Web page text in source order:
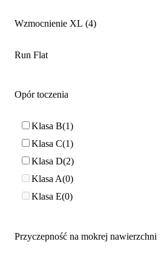
Wzmocnienie XL 4
Run Flat
Opór toczenia
Klasa B 1
Klasa C 1
Klasa D 2
Klasa A 0
Klasa E 0
Przyczepność na mokrej nawierzchni